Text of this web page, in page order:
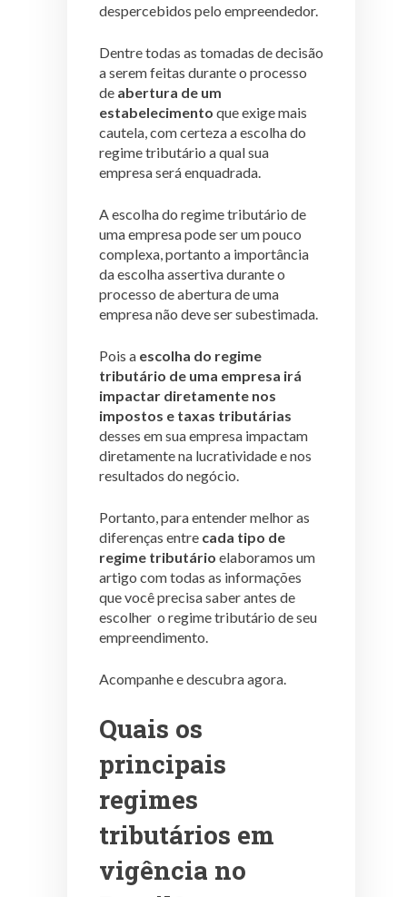
despercebidos pelo empreendedor.
Dentre todas as tomadas de decisão
a serem feitas durante o processo
de abertura de um
estabelecimento que exige mais
cautela, com certeza a escolha do
regime tributário a qual sua
empresa será enquadrada.
A escolha do regime tributário de
uma empresa pode ser um pouco
complexa, portanto a importância
da escolha assertiva durante o
processo de abertura de uma
empresa não deve ser subestimada.
Pois a escolha do regime
tributário de uma empresa irá
impactar diretamente nos
impostos e taxas tributárias
desses em sua empresa impactam
diretamente na lucratividade e nos
resultados do negócio.
Portanto, para entender melhor as
diferenças entre cada tipo de
regime tributário elaboramos um
artigo com todas as informações
que você precisa saber antes de
escolher o regime tributário de seu
empreendimento.
Acompanhe e descubra agora.
Quais os
principais
regimes
tributários em
vigência no